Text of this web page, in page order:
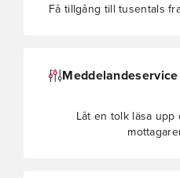
Få tillgång till tusentals
Meddelandeservice
Låt en tolk läsa